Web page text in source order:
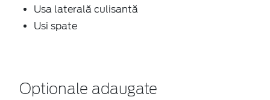
Usa laterală culisantă
Usi spate
Optionale adaugate